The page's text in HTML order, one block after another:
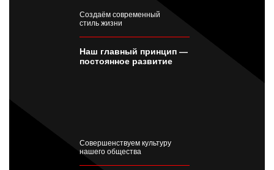
Создаём современный
стиль жизни
Наш главный принцип —
постоянное развитие
Совершенствуем культуру
нашего общества